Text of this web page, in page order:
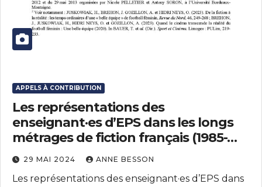
APPELS À CONTRIBUTION
Les représentations des
enseignant·es d’EPS dans les longs
métrages de fiction français (1985-
2023) : production, diffusion et
réception
29 MAI 2024 ANNE BESSON
Les représentations des enseignant·es d’EPS dans